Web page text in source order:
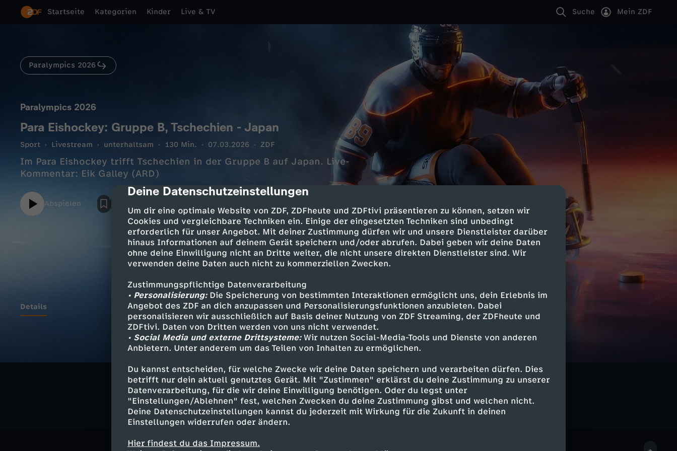
cmp-dialog-description
Deine Datenschutzeinstellungen
Um dir eine optimale Website von ZDF, ZDFheute und ZDFtivi präsentieren zu können, setzen wir
Cookies und vergleichbare Techniken ein. Einige der eingesetzten Techniken sind unbedingt
erforderlich für unser Angebot. Mit deiner Zustimmung dürfen wir und unsere Dienstleister darüber
hinaus Informationen auf deinem Gerät speichern und/oder abrufen. Dabei geben wir deine Daten
ohne deine Einwilligung nicht an Dritte weiter, die nicht unsere direkten Dienstleister sind. Wir
verwenden deine Daten auch nicht zu kommerziellen Zwecken.
Zustimmungspflichtige Datenverarbeitung
• Personalisierung:Die Speicherung von bestimmten Interaktionen ermöglicht uns, dein Erlebnis im
Angebot des ZDF an dich anzupassen und Personalisierungsfunktionen anzubieten. Dabei
personalisieren wir ausschließlich auf Basis deiner Nutzung von ZDF Streaming, der ZDFheute und
ZDFtivi. Daten von Dritten werden von uns nicht verwendet.
• Social Media und externe Drittsysteme:Wir nutzen Social-Media-Tools und Dienste von anderen
Anbietern. Unter anderem um das Teilen von Inhalten zu ermöglichen.
Du kannst entscheiden, für welche Zwecke wir deine Daten speichern und verarbeiten dürfen. Dies
betrifft nur dein aktuell genutztes Gerät. Mit "Zustimmen" erklärst du deine Zustimmung zu unserer
Datenverarbeitung, für die wir deine Einwilligung benötigen. Oder du legst unter
"Einstellungen/Ablehnen" fest, welchen Zwecken du deine Zustimmung gibst und welchen nicht.
Deine Datenschutzeinstellungen kannst du jederzeit mit Wirkung für die Zukunft in deinen
Einstellungen widerrufen oder ändern.
Hier findest du das Impressum.
Startseite Kategorien Kinder Live & TV Suche Mein ZDF
Paralympics 2026
Paralympics 2026
Para Eishockey: Gruppe B, Tschechien - Japan
Sport Livestream unterhaltsam 130 Min. 07.03.2026 ZDF
Im Para Eishockey trifft Tschechien in der Gruppe B auf Japan. Live-
Kommentar: Eik Galley (ARD)
Abspielen
Details
Ähnliche Inhalte entdecken
Sport Livestream unterhaltsam Paralympics 2026